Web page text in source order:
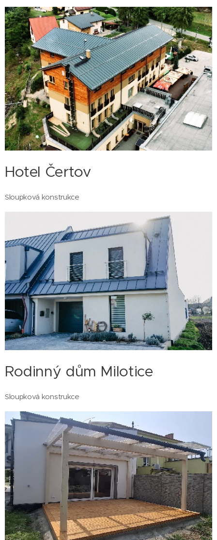
Hotel Čertov
Sloupková konstrukce
Rodinný dům Milotice
Sloupková konstrukce